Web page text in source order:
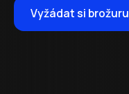
Vyžádat si brožuru